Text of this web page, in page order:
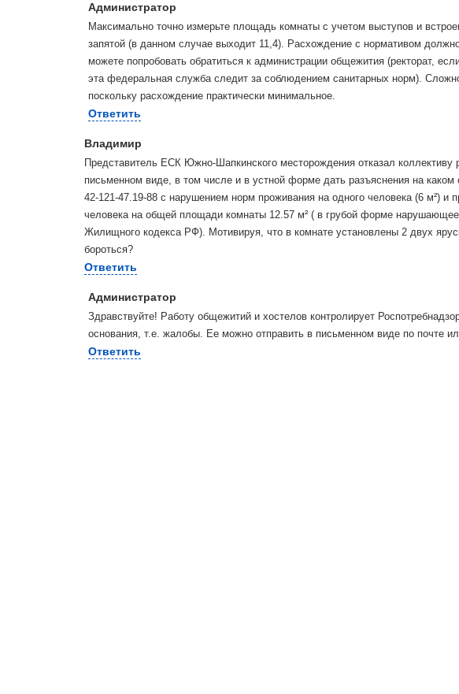
Администратор
Максимально точно измерьте площадь комнаты с учетом выступов и
запятой (в данном случае выходит 11,4). Расхождение с нормативом
можете попробовать обратиться к администрации общежития (ректорат,
эта федеральная служба следит за соблюдением санитарных норм).
поскольку расхождение практически минимальное.
Ответить
Владимир
Представитель ЕСК Южно-Шапкинского месторождения отказал
письменном виде, в том числе и в устной форме дать разъяснения на
42-121-47.19-88 с нарушением норм проживания на одного человека (6 м²) и
человека на общей площади комнаты 12.57 м² ( в грубой форме
Жилищного кодекса РФ). Мотивируя, что в комнате установлены 2 двух
бороться?
Ответить
Администратор
Здравствуйте! Работу общежитий и хостелов контролирует
основания, т.е. жалобы. Ее можно отправить в письменном виде по почте
Ответить